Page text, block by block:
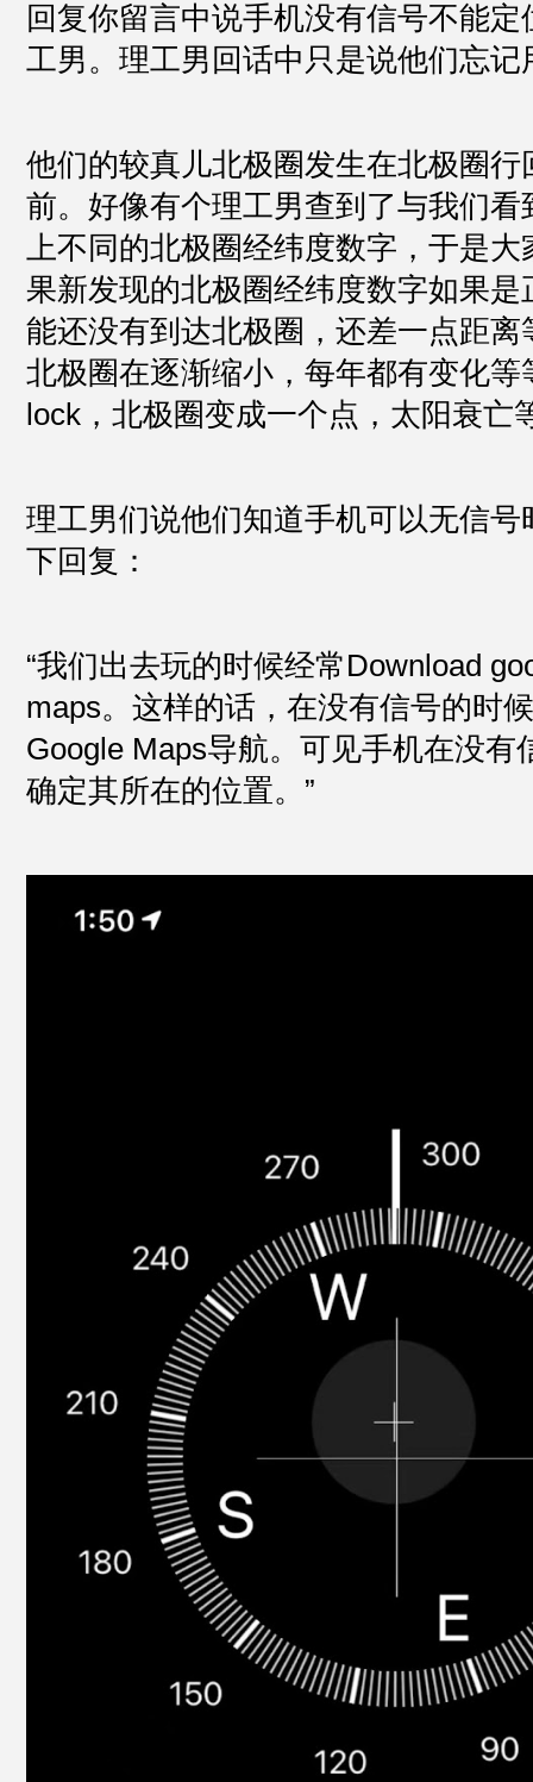
回复你留言中说手机没有信号不能
工男。理工男回话中只是说他们忘记
他们的较真儿北极圈发生在北极圈行
前。好像有个理工男查到了与我们看
上不同的北极圈经纬度数字，于是
果新发现的北极圈经纬度数字如果是
能还没有到达北极圈，还差一点距离
北极圈在逐渐缩小，每年都有变化等
lock，北极圈变成一个点，太阳衰亡
理工男们说他们知道手机可以无信号
下回复：
“我们出去玩的时候经常Download
maps。这样的话，在没有信号的时
Google Maps导航。可见手机在没有
确定其所在的位置。”